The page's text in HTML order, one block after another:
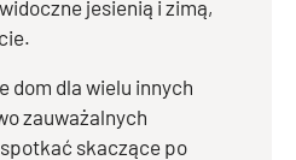
jesienią i zimą,
dom dla wielu innych
zauważalnych
skaczące po